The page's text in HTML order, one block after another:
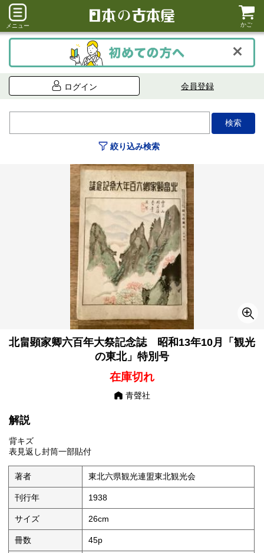
メニュー かご
ログイン 会員登録
絞り込み検索
北畠顕家卿六百年大祭記念誌 昭和13年10月「観光
の東北」特別号
在庫切れ
青聲社
解説
背キズ
表見返し封筒一部貼付
著者 東北六県観光連盟東北観光会
刊行年 1938
サイズ 26cm
冊数 45p